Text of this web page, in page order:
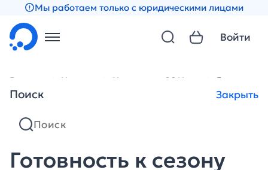
Мы работаем только с юридическими лицами
Поиск Закрыть
Войти
Главная Новости Новости за 2011 год
Готовность к сезону